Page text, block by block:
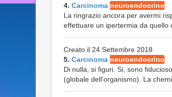
4. Carcinoma neuroendocrino
La ringrazio ancora per avermi
effettuare un ipertermia da quello
Creato il 24 Settembre 2018
5. Carcinoma neuroendocrino
Di nulla, si figuri. Si, sono
(globale dell'organismo). La